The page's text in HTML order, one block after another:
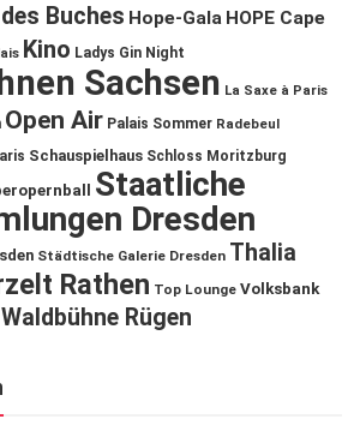
Buches Hope-Gala HOPE Cape
Kino Ladys Gin Night
Sachsen La Saxe à Paris
Open Air Palais Sommer Radebeul
Schauspielhaus Schloss Moritzburg
Staatliche
Dresden
Städtische Galerie Dresden Thalia
Rathen Top Lounge Volksbank
Waldbühne Rügen